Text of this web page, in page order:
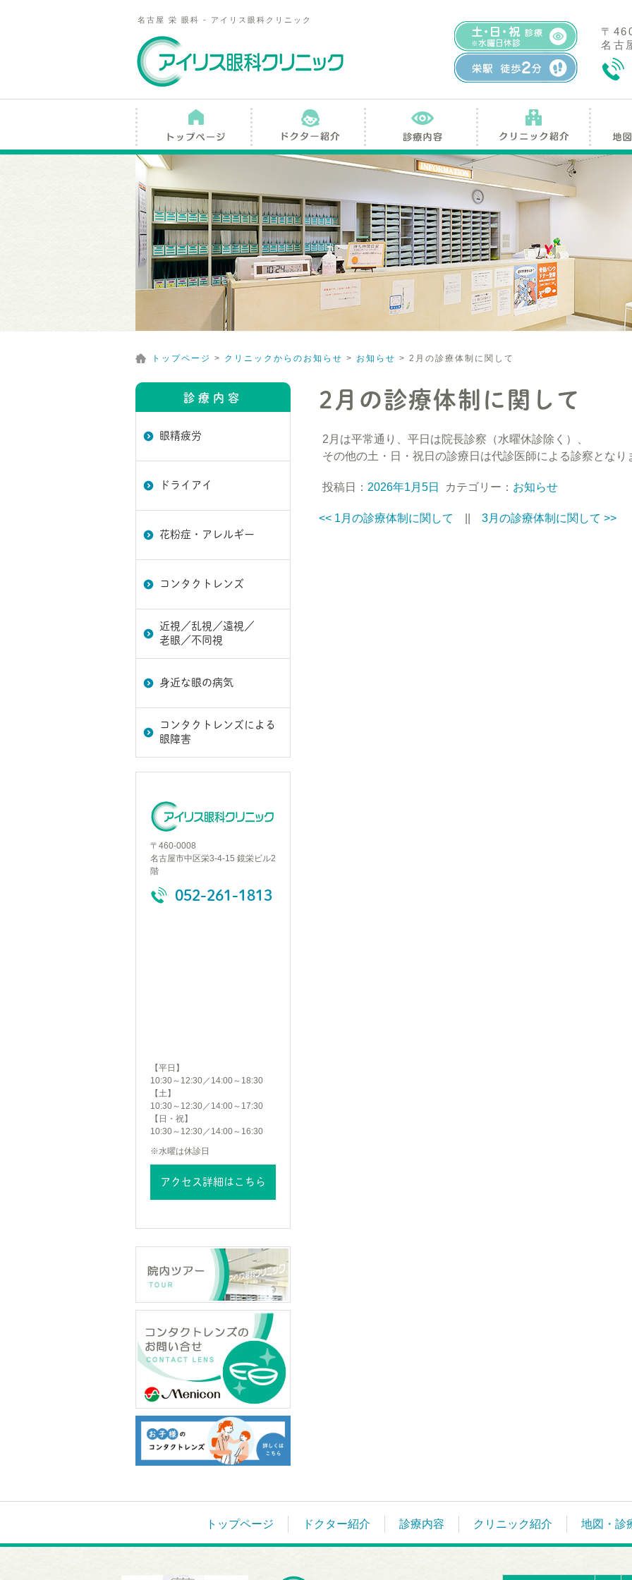
名古屋 栄 眼科 - アイリス眼科クリニック
〒
名古
トップページ > クリニックからのお知らせ > お知らせ > 2月の診療体制に関して
2月の診療体制に関して
2月は平常通り、平日は院長診察（水曜休診除く）、
その他の土・日・祝日の診療日は代診医師による診察となり
投稿日： 2026年1月5日 カテゴリー： お知らせ
<< 1月の診療体制に関して 3月の診療体制に関して >>
診療内容
眼精疲労
ドライアイ
花粉症・アレルギー
コンタクトレンズ
近視／乱視／遠視／
老眼／不同視
身近な眼の病気
コンタクトレンズによる
眼障害
〒460-0008
名古屋市中区栄3-4-15 鏡栄ビル2
階
052-261-1813
【平日】
10:30～12:30／14:00～18:30
【土】
10:30～12:30／14:00～17:30
【日・祝】
10:30～12:30／14:00～16:30
※水曜は休診日
アクセス詳細はこちら
トップページ ドクター紹介 診療内容 クリニック紹介 地図・診